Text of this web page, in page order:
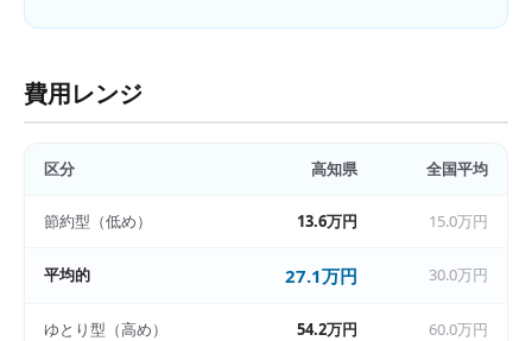
費用レンジ
区分 高知県 全国平均
節約型（低め） 13.6万円 15.0万円
平均的 27.1万円 30.0万円
ゆとり型（高め） 54.2万円 60.0万円